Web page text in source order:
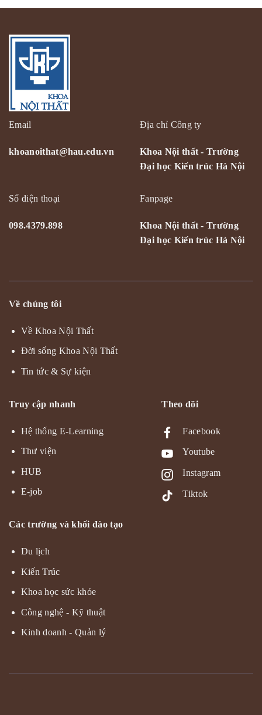
Email
khoanoithat@hau.edu.vn
Địa chỉ Công ty
Khoa Nội thất - Trường
Đại học Kiến trúc Hà Nội
Số điện thoại
098.4379.898
Fanpage
Khoa Nội thất - Trường
Đại học Kiến trúc Hà Nội
Về chúng tôi
Về Khoa Nội Thất
Đời sống Khoa Nội Thất
Tin tức & Sự kiện
Truy cập nhanh
Hệ thống E-Learning
Thư viện
HUB
E-job
Theo dõi
Facebook
Youtube
Instagram
Tiktok
Các trường và khối đào tạo
Du lịch
Kiến Trúc
Khoa học sức khỏe
Công nghệ - Kỹ thuật
Kinh doanh - Quản lý